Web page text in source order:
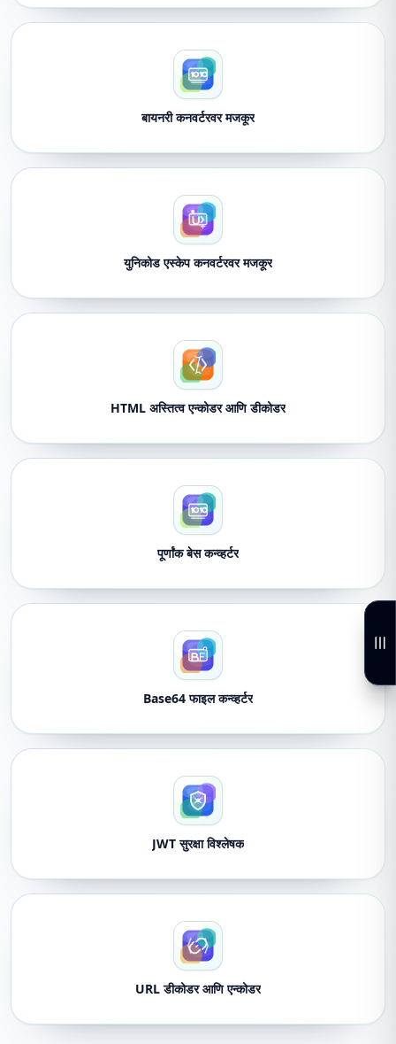
बायनरी कनवर्टरवर मजकूर
युनिकोड एस्केप कनवर्टरवर मजकूर
HTML अस्तित्व एन्कोडर आणि डीकोडर
पूर्णांक बेस कन्व्हर्टर
Base64 फाइल कन्व्हर्टर
JWT सुरक्षा विश्लेषक
URL डीकोडर आणि एन्कोडर